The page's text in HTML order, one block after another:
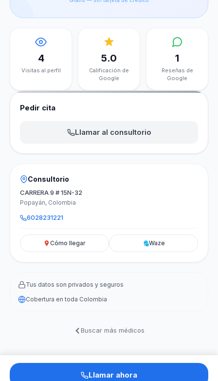
4
Visitas al perfil
5.0
Calificación de
Google
1
Reseñas de
Google
Pedir cita
Llamar al consultorio
Consultorio
CARRERA 9 # 15N-32
Popayán, Colombia
6028231221
Cómo llegar Waze
Tus datos son privados y seguros
Cobertura en toda Colombia
Buscar más médicos
Llamar ahora